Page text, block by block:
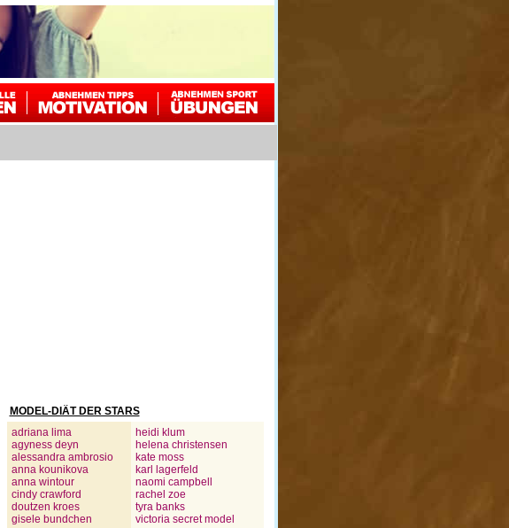
MODEL-DIÄT DER STARS
adriana lima
agyness deyn
alessandra ambrosio
anna kounikova
anna wintour
cindy crawford
doutzen kroes
gisele bundchen
heidi klum
helena christensen
kate moss
karl lagerfeld
naomi campbell
rachel zoe
tyra banks
victoria secret model